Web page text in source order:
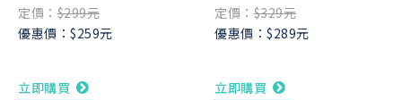
定價：$299元
優惠價：$259元
立即購買
定價：$329元
優惠價：$289元
立即購買